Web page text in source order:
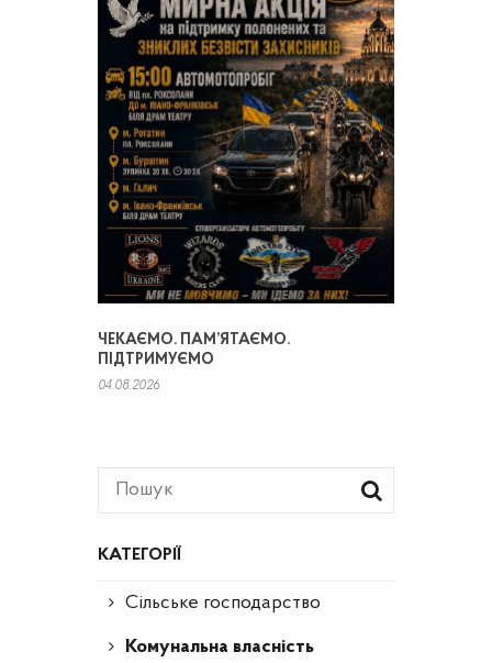
КАТЕГОРІЇ
Сільське господарство
Комунальна власність
ЧЕКАЄМО. ПАМ’ЯТАЄМО.
ПІДТРИМУЄМО
04.08.2026